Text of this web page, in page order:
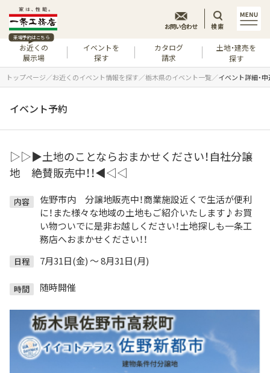
来場予約はこちら
お近くの
展示場
イベントを
探す
カタログ
請求
土地・建売を
探す
お問い合わせ 検索
トップページ お近くのイベント情報を探す 栃木県のイベント一覧 イベント詳細・
イベント予約
▷▷▶土地のことならおまかせください！自社分譲
地 絶賛販売中！！◀◁◁
内容
佐野市内 分譲地販売中！商業施設近くで生活が便利
に！また様々な地域の土地もご紹介いたします♪お買
い物ついでに是非お越しください！土地探しも一条工
務店へおまかせください！！
日程 7月31日(金) ～ 8月31日(月)
時間 随時開催